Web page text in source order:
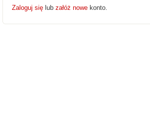
Zaloguj się lub załóż nowe konto.